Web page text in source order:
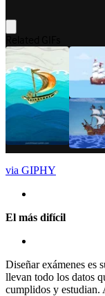
via GIPHY
El más difícil
Diseñar exámenes es
llevan todo los datos
cumplidos y estudian.